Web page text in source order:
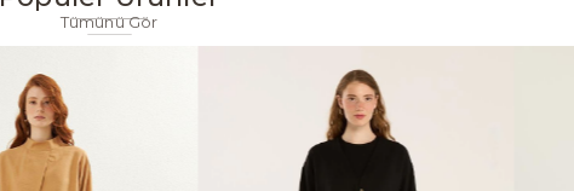
Tümünü Gör